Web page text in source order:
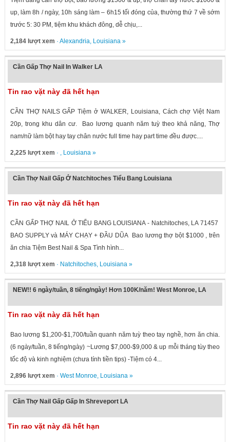
up, làm 8h / ngày, 10h sáng làm – 6h15 tối đóng của, thường thứ 7 về sớm
trước 5: 30 PM, tiệm khu khách đông, dễ chịu,...
2,184 lượt xem · Alexandria, Louisiana»
Cần Gấp Thợ Nail In Walker LA
Tin rao vặt này đã hết hạn
CẦN THỢ NAILS GẤP Tiệm ở WALKER, Louisiana, Cách chợ Việt Nam
20p, trong khu dân cư. Bao lương quanh năm tuỳ theo khả năng, Thợ
nam/nữ làm bột hay tay chân nước full time hay part time đều được....
2,225 lượt xem · , Louisiana»
Cần Thợ Nail Gấp Ở Natchitoches Tiểu Bang Louisiana
Tin rao vặt này đã hết hạn
CẦN GẤP THỢ NAIL Ở TIỂU BANG LOUISIANA - Natchitoches, LA 71457
BAO SUPPLY và MÁY CHẠY + ĐẦU DŨA Bao lương thợ bột $1000 , trên
ăn chia Tiệm Best Nail & Spa Tình hình...
2,318 lượt xem · Natchitoches, Louisiana»
NEW!! 6 ngày/tuần, 8 tiếng/ngày! Hơn 100K/năm! West Monroe, LA
Tin rao vặt này đã hết hạn
Bao lương $1,200-$1,700/tuần quanh năm tuỳ theo tay nghề, hơn ăn chia.
(6 ngày/tuần, 8 tiếng/ngày) ~Lương $7,000-$9,000 & up mỗi tháng tùy theo
tốc độ và kinh nghiệm (chưa tính tiền tips) -Tiệm có 4...
2,896 lượt xem · West Monroe, Louisiana»
Cần Thợ Nail Gấp Gấp In Shreveport LA
Tin rao vặt này đã hết hạn